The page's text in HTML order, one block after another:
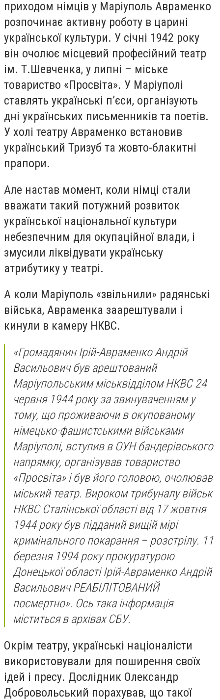
приходом німців у Маріуполь Авраменко
розпочинає активну роботу в царині
української культури. У січні 1942 року
він очолює місцевий професійний театр
ім. Т.Шевченка, у липні – міське
товариство «Просвіта». У Маріуполі
ставлять українські п’єси, організують
дні українських письменників та поетів.
У холі театру Авраменко встановив
український Тризуб та жовто-блакитні
прапори.
Але настав момент, коли німці стали
вважати такий потужний розвиток
української національної культури
небезпечним для окупаційної влади, і
змусили ліквідувати українську
атрибутику у театрі.
А коли Маріуполь «звільнили» радянські
війська, Авраменка заарештували і
кинули в камеру НКВС.
«Громадянин Ірій-Авраменко Андрій
Васильович був арештований
Маріупольським міськвідділом НКВС 24
червня 1944 року за звинуваченням у
тому, що проживаючи в окупованому
німецько-фашистськими військами
Маріуполі, вступив в ОУН бандерівського
напрямку, організував товариство
«Просвіта» і був його головою, очолював
міський театр. Вироком трибуналу військ
НКВС Сталінської області від 17 жовтня
1944 року був підданий вищій мірі
кримінального покарання – розстрілу. 11
березня 1994 року прокуратурою
Донецької області Ірій-Авраменко Андрій
Васильович РЕАБІЛІТОВАНИЙ
посмертно». Ось така інформація
міститься в архівах СБУ.
Окрім театру, українські націоналісти
використовували для поширення своїх
ідей і пресу. Дослідник Олександр
Добровольський порахував, що такої